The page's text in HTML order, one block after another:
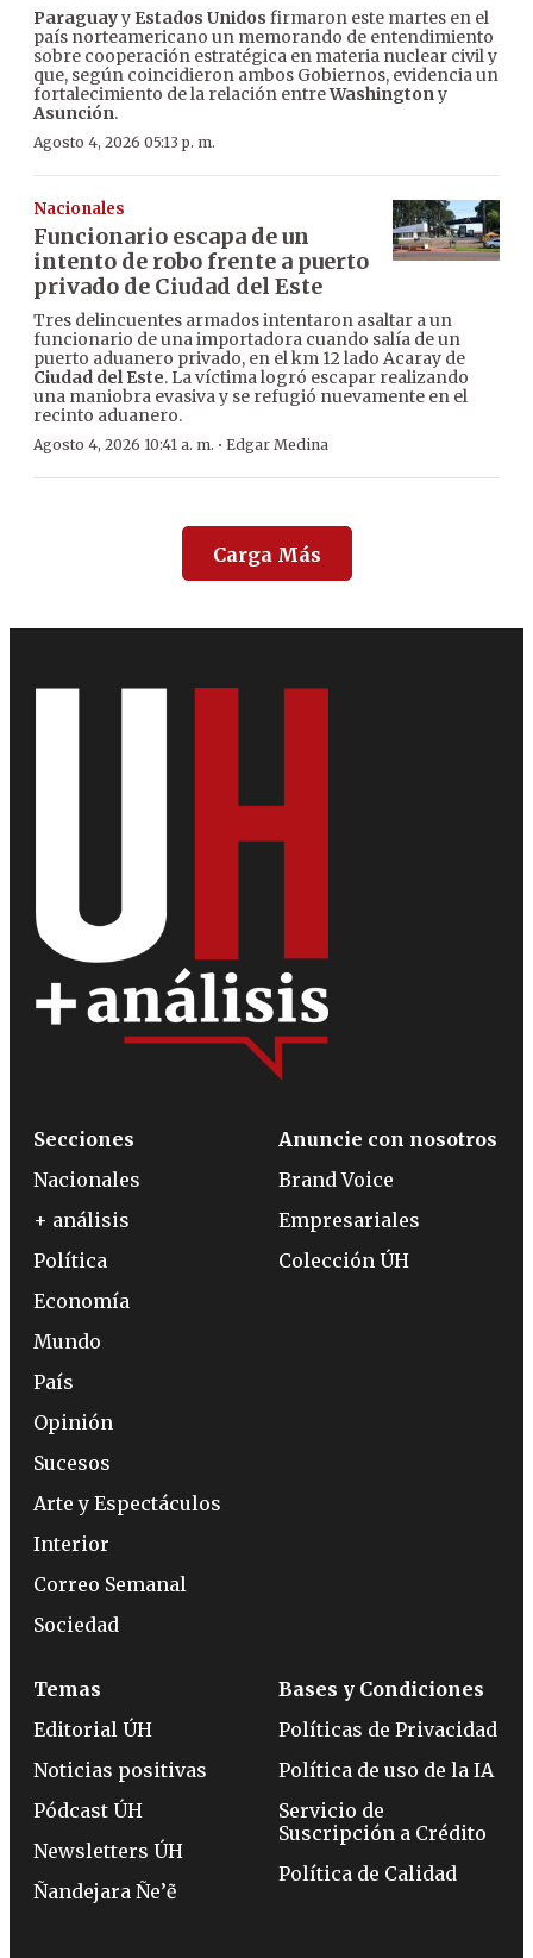
Paraguayy Estados Unidos firmaron este martes en el
país norteamericano un memorando de entendimiento
sobre cooperación estratégica en materia nuclear civil y
que, según coincidieron ambos Gobiernos, evidencia un
fortalecimiento de la relación entreWashingtony
Asunción.
Agosto 4, 2026 05:13 p. m.
Nacionales
Funcionario escapa de un
intento de robo frente a puerto
privado de Ciudad del Este
Tres delincuentes armados intentaron asaltar a un
funcionario de una importadora cuando salía de un
puerto aduanero privado, en el km 12 lado Acaray de
Ciudad del Este. La víctima logró escapar realizando
una maniobra evasiva y se refugió nuevamente en el
recinto aduanero.
Agosto 4, 2026 10:41 a. m. · Edgar Medina
Carga Más
Secciones
Nacionales
+ análisis
Política
Economía
Mundo
País
Opinión
Sucesos
Arte y Espectáculos
Interior
Correo Semanal
Sociedad
Anuncie con nosotros
Brand Voice
Empresariales
Colección ÚH
Temas
Editorial ÚH
Noticias positivas
Pódcast ÚH
Newsletters ÚH
Ñandejara Ñe’ẽ
Bases y Condiciones
Políticas de Privacidad
Política de uso de la IA
Servicio de
Suscripción a Crédito
Política de Calidad